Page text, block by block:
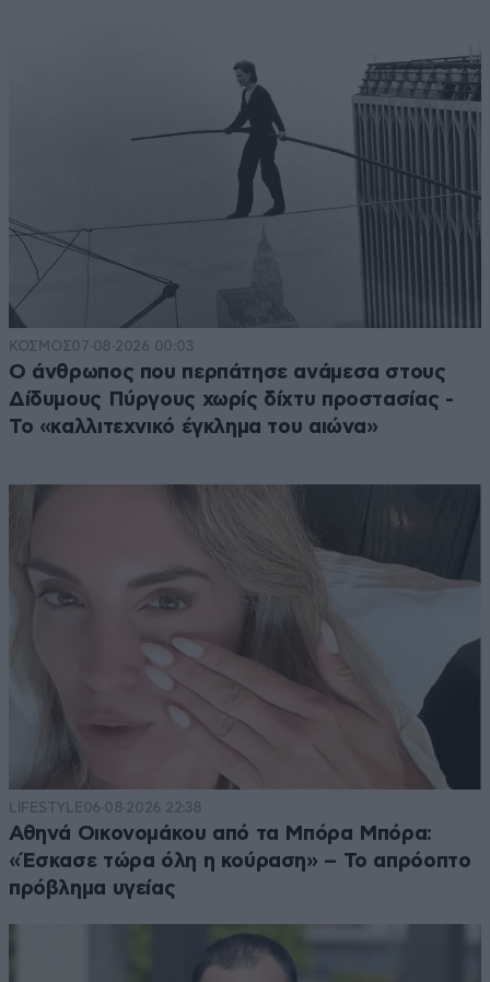
ΚΟΣΜΟΣ07·08·2026 00:03
Ο άνθρωπος που περπάτησε ανάμεσα στους
Δίδυμους Πύργους χωρίς δίχτυ προστασίας -
Το «καλλιτεχνικό έγκλημα του αιώνα»
LIFESTYLE06·08·2026 22:38
Αθηνά Οικονομάκου από τα Μπόρα Μπόρα:
«Έσκασε τώρα όλη η κούραση» – Το απρόοπτο
πρόβλημα υγείας